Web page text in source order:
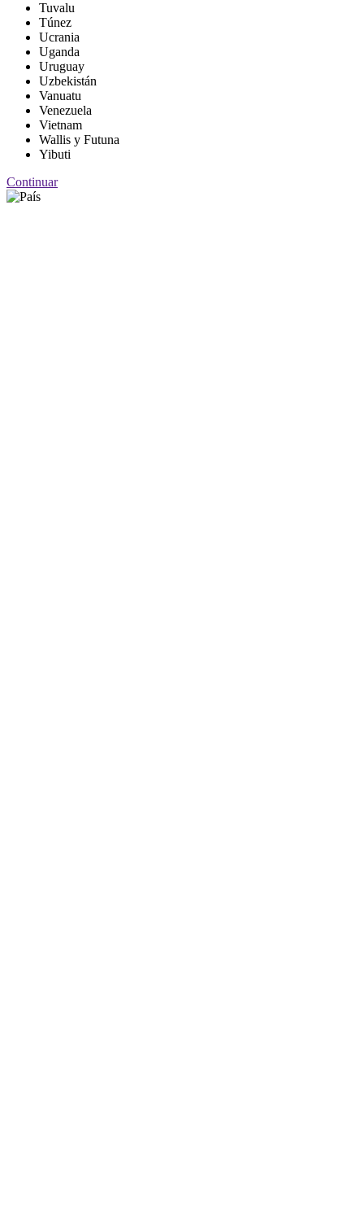
Tuvalu
Túnez
Ucrania
Uganda
Uruguay
Uzbekistán
Vanuatu
Venezuela
Vietnam
Wallis y Futuna
Yibuti
Continuar